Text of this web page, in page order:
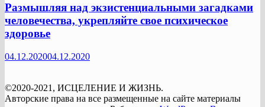
Размышляя над экзистенциальными загадками
человечества, укрепляйте свое психическое
здоровье
04.12.202004.12.2020
©2020-2021, ИСЦЕЛЕНИЕ И ЖИЗНЬ.
Авторские права на все размещенные на сайте материалы